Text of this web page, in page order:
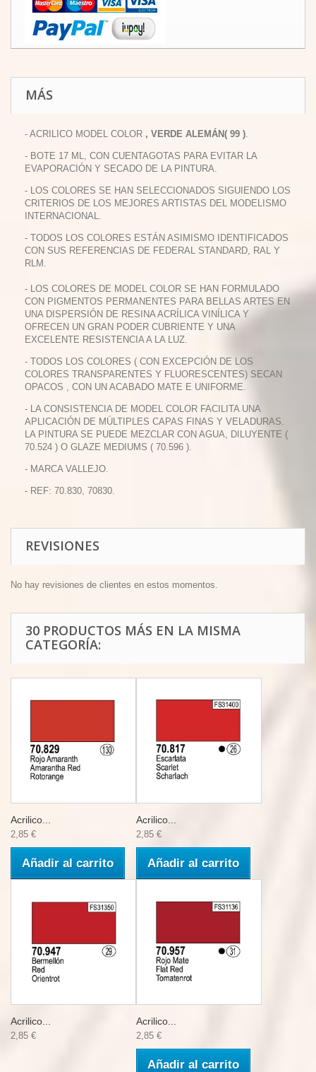
MÁS
- ACRILICO MODEL COLOR , VERDE ALEMÁN( 99 ).
- BOTE 17 ML, CON CUENTAGOTAS PARA EVITAR LA
EVAPORACIÓN Y SECADO DE LA PINTURA.
- LOS COLORES SE HAN SELECCIONADOS SIGUIENDO LOS
CRITERIOS DE LOS MEJORES ARTISTAS DEL MODELISMO
INTERNACIONAL.
- TODOS LOS COLORES ESTÁN ASIMISMO IDENTIFICADOS
CON SUS REFERENCIAS DE FEDERAL STANDARD, RAL Y
RLM.
- LOS COLORES DE MODEL COLOR SE HAN FORMULADO
CON PIGMENTOS PERMANENTES PARA BELLAS ARTES EN
UNA DISPERSIÓN DE RESINA ACRÍLICA VINÍLICA Y
OFRECEN UN GRAN PODER CUBRIENTE Y UNA
EXCELENTE RESISTENCIA A LA LUZ.
- TODOS LOS COLORES ( CON EXCEPCIÓN DE LOS
COLORES TRANSPARENTES Y FLUORESCENTES) SECAN
OPACOS , CON UN ACABADO MATE E UNIFORME.
- LA CONSISTENCIA DE MODEL COLOR FACILITA UNA
APLICACIÓN DE MÚLTIPLES CAPAS FINAS Y VELADURAS.
LA PINTURA SE PUEDE MEZCLAR CON AGUA, DILUYENTE (
70.524 ) O GLAZE MEDIUMS ( 70.596 ).
- MARCA VALLEJO.
- REF: 70.830, 70830.
REVISIONES
No hay revisiones de clientes en estos momentos.
30 PRODUCTOS MÁS EN LA MISMA
CATEGORÍA:
Acrilico...
2,85 €
Añadir al carrito
Acrilico...
2,85 €
Añadir al carrito
Acrilico...
2,85 €
Acrilico...
2,85 €
Añadir al carrito